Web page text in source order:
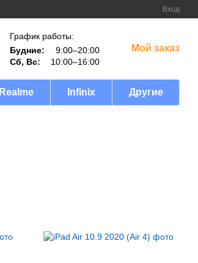
Вход
График работы:
Будние:
9:00–20:00
Сб, Вс:
10:00–16:00
Мой заказ
Realme Infinix Другие